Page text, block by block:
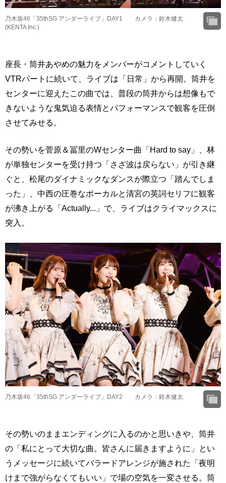
乃木坂46「35thSG アンダーライブ」DAY1 カメラ：鈴木健太
(KENTA Inc.)
座長・筒井あやめの魅力をメンバーがコメントしていく
VTRパートに続いて、ライブは「日常」から再開。筒井を
センターに迎えたこの曲では、普段の筒井からは想像もで
きないような鬼気迫る表情とパフォーマンスで観客を圧倒
させてみせる。
その勢いを菅原＆冨里のWセンター曲「Hard to say」、林
が単独センターを受け持つ「さざ波は戻らない」が引き継
ぐと、松尾のダイナミックなダンスが際立つ「踏んでしま
った」、中西の圧巻なボーカルと清宮の英詞セリフに観客
が沸き上がる「Actually...」で、ライブはクライマックスに
突入。
乃木坂46「35thSG アンダーライブ」DAY2 カメラ：鈴木健太
その勢いのままエンディングに入るのかと思いきや、筒井
の「私にとって大切な曲。皆さんに届きますように」とい
うメッセージに続いてバラードアレンジが施された「夜明
けまで強がらなくてもいい」で場の空気を一変させる。筒